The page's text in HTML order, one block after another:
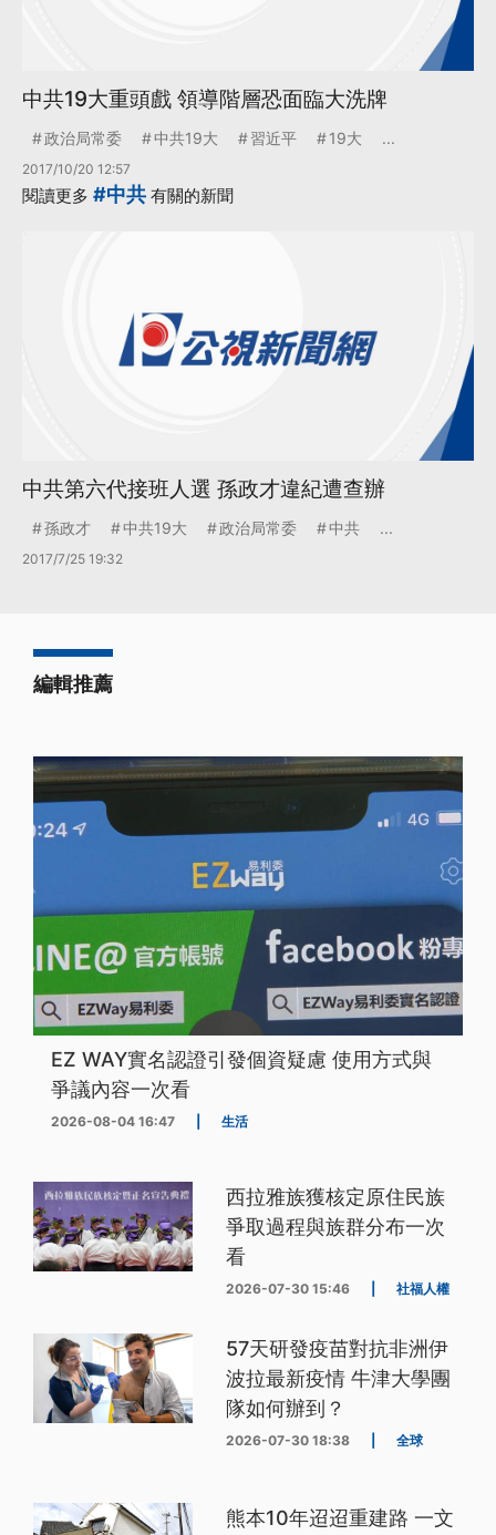
中共19大重頭戲 領導階層恐面臨大洗牌
政治局常委 中共19大 習近平 19大 ...
2017/10/20 12:57
閱讀更多 #中共 有關的新聞
中共第六代接班人選 孫政才違紀遭查辦
孫政才 中共19大 政治局常委 中共 ...
2017/7/25 19:32
編輯推薦
EZ WAY實名認證引發個資疑慮 使用方式與
爭議內容一次看
2026-08-04 16:47 生活
西拉雅族獲核定原住民族
爭取過程與族群分布一次
看
2026-07-30 15:46 社福人權
57天研發疫苗對抗非洲伊
波拉最新疫情 牛津大學團
隊如何辦到？
2026-07-30 18:38 全球
熊本10年迢迢重建路 一文